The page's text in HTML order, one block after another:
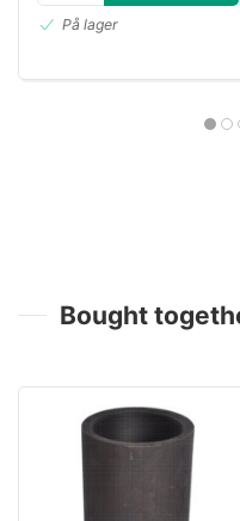
På lager
Bought